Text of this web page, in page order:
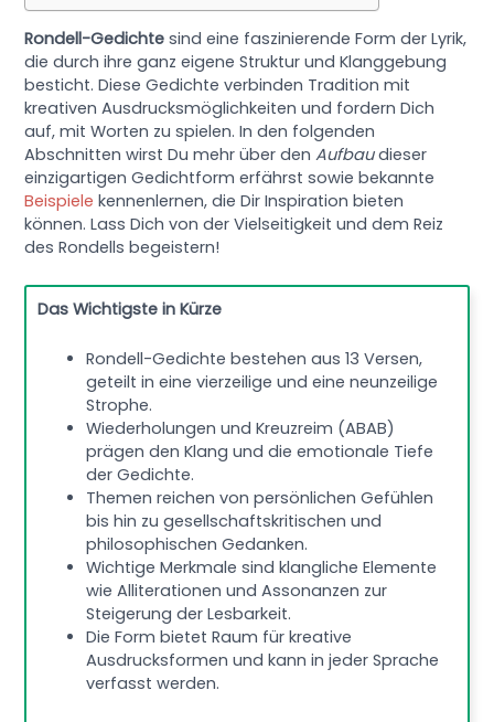
Rondell-Gedichte sind eine faszinierende Form der Lyrik,
die durch ihre ganz eigene Struktur und Klanggebung
besticht. Diese Gedichte verbinden Tradition mit
kreativen Ausdrucksmöglichkeiten und fordern Dich
auf, mit Worten zu spielen. In den folgenden
Abschnitten wirst Du mehr über denAufbaudieser
einzigartigen Gedichtform erfährst sowie bekannte
Beispiele kennenlernen, die Dir Inspiration bieten
können. Lass Dich von der Vielseitigkeit und dem Reiz
des Rondells begeistern!
Das Wichtigste in Kürze
Rondell-Gedichte bestehen aus 13 Versen,
geteilt in eine vierzeilige und eine neunzeilige
Strophe.
Wiederholungen und Kreuzreim (ABAB)
prägen den Klang und die emotionale Tiefe
der Gedichte.
Themen reichen von persönlichen Gefühlen
bis hin zu gesellschaftskritischen und
philosophischen Gedanken.
Wichtige Merkmale sind klangliche Elemente
wie Alliterationen und Assonanzen zur
Steigerung der Lesbarkeit.
Die Form bietet Raum für kreative
Ausdrucksformen und kann in jeder Sprache
verfasst werden.